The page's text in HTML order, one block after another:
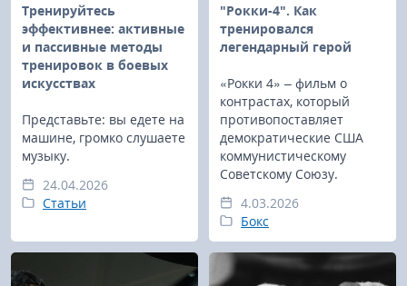
Тренируйтесь
эффективнее: активные
и пассивные методы
тренировок в боевых
искусствах
Представьте: вы едете на
машине, громко слушаете
музыку.
24.04.2026
Статьи
"Рокки-4". Как
тренировался
легендарный герой
«Рокки 4» – фильм о
контрастах, который
противопоставляет
демократические США
коммунистическому
Советскому Союзу.
4.03.2026
Бокс